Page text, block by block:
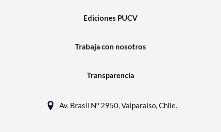
Ediciones PUCV
Trabaja con nosotros
Transparencia
Av. Brasil N° 2950, Valparaíso, Chile.